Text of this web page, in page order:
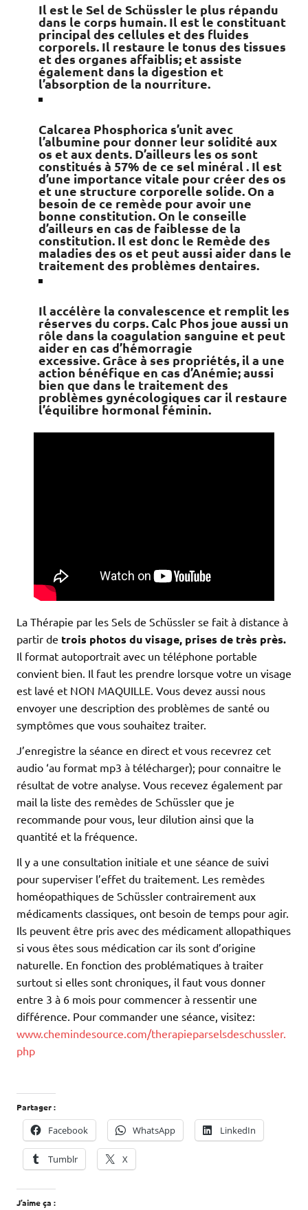
Il est le Sel de Schüssler le plus répandu
dans le corps humain. Il est le constituant
principal des cellules et des fluides
corporels. Il restaure le tonus des tissues
et des organes affaiblis; et assiste
également dans la digestion et
l’absorption de la nourriture.
Calcarea Phosphorica s’unit avec
l’albumine pour donner leur solidité aux
os et aux dents. D’ailleurs les os sont
constitués à 57% de ce sel minéral . Il est
d’une importance vitale pour créer des os
et une structure corporelle solide. On a
besoin de ce remède pour avoir une
bonne constitution. On le conseille
d’ailleurs en cas de faiblesse de la
constitution. Il est donc le Remède des
maladies des os et peut aussi aider dans le
traitement des problèmes dentaires.
Il accélère la convalescence et remplit les
réserves du corps. Calc Phos joue aussi un
rôle dans la coagulation sanguine et peut
aider en cas d’hémorragie
excessive. Grâce à ses propriétés, il a une
action bénéfique en cas d’Anémie; aussi
bien que dans le traitement des
problèmes gynécologiques car il restaure
l’équilibre hormonal féminin.
La Thérapie par les Sels de Schüssler se fait à distance à
partir de trois photos du visage, prises de très près.
Il format autoportrait avec un téléphone portable
convient bien. Il faut les prendre lorsque votre un visage
est lavé et NON MAQUILLE. Vous devez aussi nous
envoyer une description des problèmes de santé ou
symptômes que vous souhaitez traiter.
J’enregistre la séance en direct et vous recevrez cet
audio ‘au format mp3 à télécharger); pour connaitre le
résultat de votre analyse. Vous recevez également par
mail la liste des remèdes de Schüssler que je
recommande pour vous, leur dilution ainsi que la
quantité et la fréquence.
Il y a une consultation initiale et une séance de suivi
pour superviser l’effet du traitement. Les remèdes
homéopathiques de Schüssler contrairement aux
médicaments classiques, ont besoin de temps pour agir.
Ils peuvent être pris avec des médicament allopathiques
si vous êtes sous médication car ils sont d’origine
naturelle. En fonction des problématiques à traiter
surtout si elles sont chroniques, il faut vous donner
entre 3 à 6 mois pour commencer à ressentir une
différence. Pour commander une séance, visitez:
www.chemindesource.com/therapieparselsdeschussler.
php
Partager :
Facebook WhatsApp LinkedIn
Tumblr X
J’aime ça :